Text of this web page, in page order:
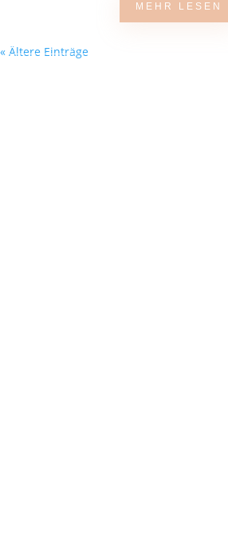
MEHR LESEN
« Ältere Einträge